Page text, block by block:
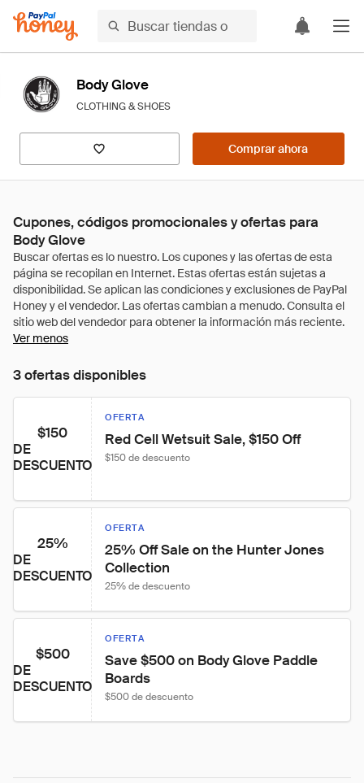
Body Glove
CLOTHING & SHOES
Comprar ahora
Cupones, códigos promocionales y ofertas para
Body Glove
Ver menos
3 ofertas disponibles
$150
DE
DESCUENTO
OFERTA
Red Cell Wetsuit Sale, $150 Off
$150 de descuento
25%
DE
DESCUENTO
OFERTA
25% Off Sale on the Hunter Jones
Collection
25% de descuento
$500
DE
DESCUENTO
OFERTA
Save $500 on Body Glove Paddle
Boards
$500 de descuento